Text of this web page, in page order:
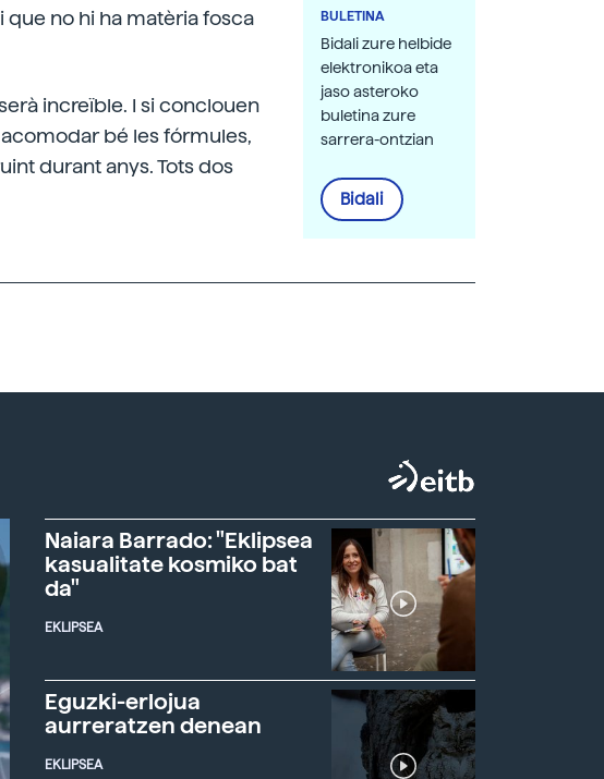
no hi ha matèria fosca
increïble. I si conclouen
bé les fórmules,
durant anys. Tots dos
BULETINA
Bidali zure helbide
elektronikoa eta
jaso asteroko
buletina zure
sarrera-ontzian
Bidali
Naiara Barrado: "Eklipsea
kasualitate kosmiko bat
da"
EKLIPSEA
Eguzki-erlojua
aurreratzen denean
EKLIPSEA